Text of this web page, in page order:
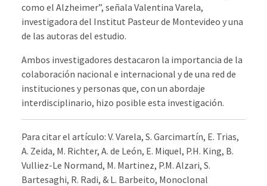
como el Alzheimer”, señala Valentina Varela,
investigadora del Institut Pasteur de Montevideo y una
de las autoras del estudio.
Ambos investigadores destacaron la importancia de la
colaboración nacional e internacional y de una red de
instituciones y personas que, con un abordaje
interdisciplinario, hizo posible esta investigación.
Para citar el artículo: V. Varela, S. Garcimartín, E. Trias,
A. Zeida, M. Richter, A. de León, E. Miquel, P.H. King, B.
Vulliez-Le Normand, M. Martinez, P.M. Alzari, S.
Bartesaghi, R. Radi, & L. Barbeito, Monoclonal